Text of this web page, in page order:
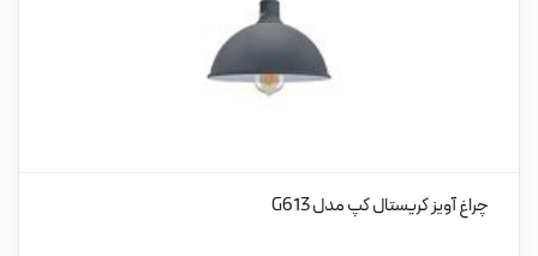
چراغ آویز کریستال کپ مدل G613